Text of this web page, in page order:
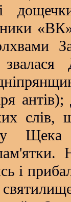
Щека
і